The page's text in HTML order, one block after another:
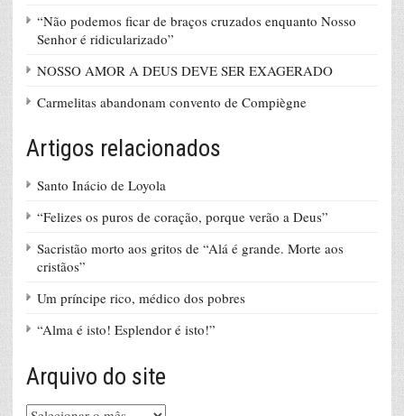
“Não podemos ficar de braços cruzados enquanto Nosso
Senhor é ridicularizado”
NOSSO AMOR A DEUS DEVE SER EXAGERADO
Carmelitas abandonam convento de Compiègne
Artigos relacionados
Santo Inácio de Loyola
“Felizes os puros de coração, porque verão a Deus”
Sacristão morto aos gritos de “Alá é grande. Morte aos
cristãos”
Um príncipe rico, médico dos pobres
“Alma é isto! Esplendor é isto!”
Arquivo do site